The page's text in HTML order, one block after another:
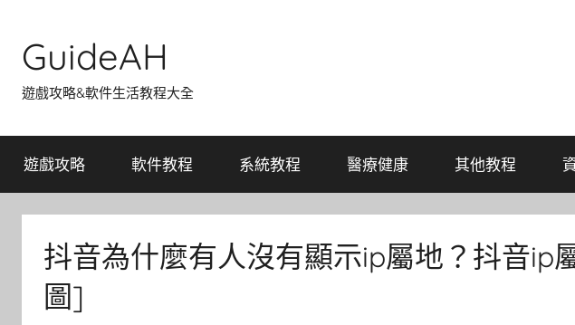
content
GuideAH
遊戲攻略&軟件生活教程大全
遊戲攻略 軟件教程 系統教程 醫療健康 其他教程
抖音為什麼有人沒有顯示ip屬地？抖音ip
圖]